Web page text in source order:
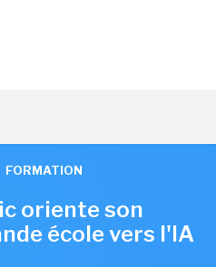
FORMATION
oriente son
école vers l'IA